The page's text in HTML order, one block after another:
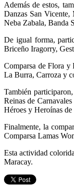
Además de estos,
Danzas San
Neba Zabala, Banda
De igual forma,
Briceño Iragorry,
Comparsa de Flora y
La Burra, Carroza y
También
Reinas de
Héroes y Heroínas
Finalmente, la
Comparsa Lamas
Esta actividad
Maracay.